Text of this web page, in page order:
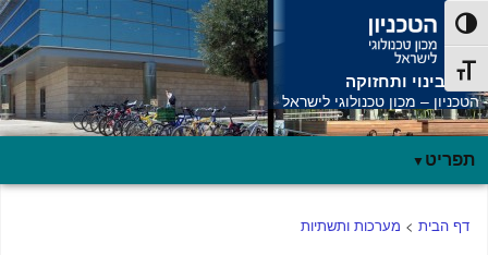
הפעל/כבה ניגודיות גבוהה
מתג גודל גופן
אגף בינוי ותחזוקה
הטכניון – מכון טכנולוגי לישראל
תפריט
תפריט
ראשי
דף הבית> מערכות ותשתיות